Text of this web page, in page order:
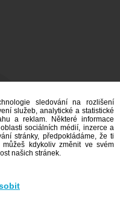
sledování na rozlišení
služeb, analytické a statistické
a reklam. Některé informace
sociálních médií, inzerce a
stránky, předpokládáme, že ti
kdykoliv změnit ve svém
našich stránek.